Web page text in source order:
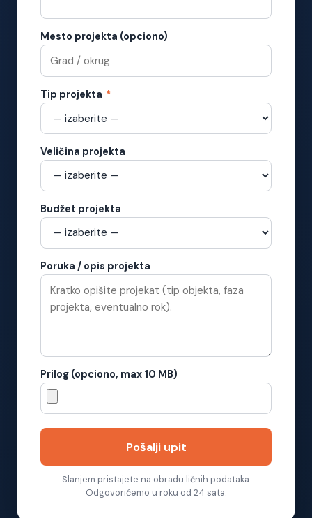
Mesto projekta (opciono)
Tip projekta *
Veličina projekta
Budžet projekta
Poruka / opis projekta
Prilog (opciono, max 10 MB)
Pošalji upit
Slanjem pristajete na obradu ličnih podataka.
Odgovorićemo u roku od 24 sata.